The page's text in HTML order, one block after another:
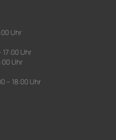
Uhr
17:00 Uhr
Uhr
– 18:00 Uhr